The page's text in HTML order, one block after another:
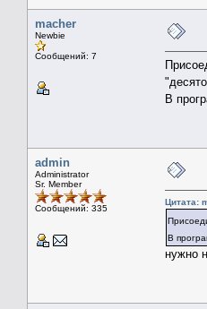
macher
Newbie
Сообщений: 7
В
admin
Administrator
Sr. Member
Сообщений: 335
Цитата:
В
нужно